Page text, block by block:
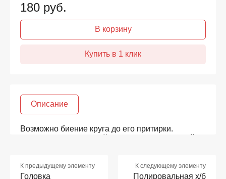
180 руб.
В корзину
Описание
Возможно биение круга до его притирки.
Лепестковая полировальная головка из войлока
- предназначена для полировки в
К предыдущему элементу
Головка
К следующему элементу
Полировальная х/б